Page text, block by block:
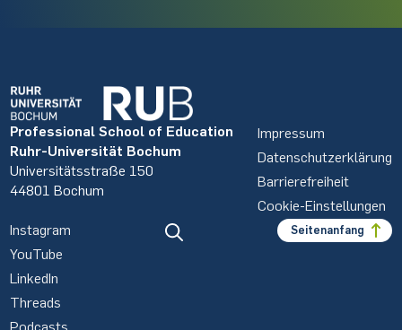
Professional School of Education
Ruhr-Universität Bochum
Universitätsstraße 150
44801 Bochum
Impressum
Datenschutzerklärung
Barrierefreiheit
Cookie-Einstellungen
Instagram
YouTube
LinkedIn
Threads
Seitenanfang